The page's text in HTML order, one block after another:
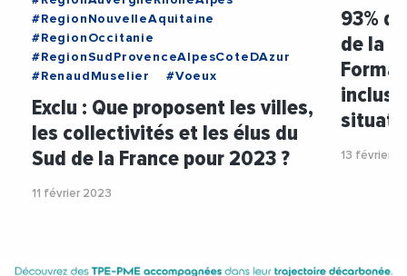
#RegionNouvelleAquitaine
#RegionOccitanie
#RegionSudProvenceAlpesCoteDAzur
#RenaudMuselier
#Voeux
Exclu : Que proposent les villes,
les collectivités et les élus du
Sud de la France pour 2023 ?
11 février 2023
93%
de la
13 février